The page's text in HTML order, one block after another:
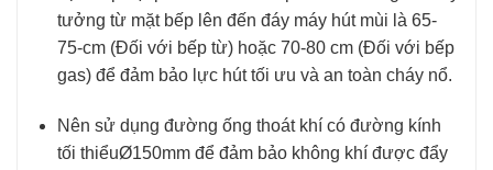
tưởng từ mặt bếp lên đến đáy máy hút mùi là 65-
75-cm (Đối với bếp từ) hoặc 70-80 cm (Đối với bếp
gas) để đảm bảo lực hút tối ưu và an toàn cháy nổ.
Nên sử dụng đường ống thoát khí có đường kính
tối thiểuØ150mm để đảm bảo không khí được đẩy